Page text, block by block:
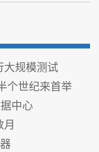
大规模测试
个世纪来首举
中心